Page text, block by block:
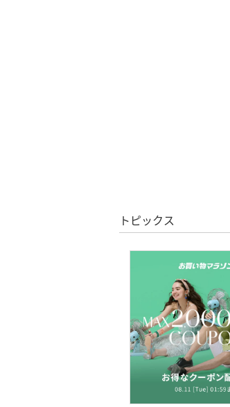
ネイル
ボディケア・オーラルケ
ヘアケア
フレグランス
メイク道具・美容器具
トピックス